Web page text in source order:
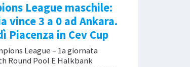
League maschile:
vince 3 a 0 ad Ankara.
Piacenza in Cev Cup
League – 1a giornata
Round Pool E Halkbank